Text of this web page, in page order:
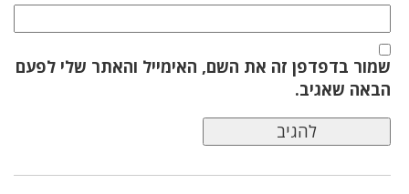
שמור בדפדפן זה את השם, האימייל והאתר שלי לפעם
הבאה שאגיב.